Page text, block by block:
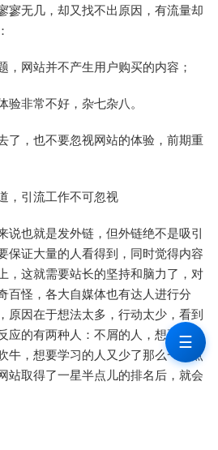
寥无几，却又找不出原因，有流量却
网站并不产生用户购买的内容；
非常不好，杂七杂八。
，也不要忽视网站的体验，前期重
引流工作不可忽视
也就是发外链，但外链绝不是吸引
保证大量的人看得到，同时觉得内容
，这就需要站长的坚持和脑力了，对
百怪，各大自媒体也有达人进行分
原因在于想法太多，行动太少，看到
应的有两种人：不屑的人，想要学习
牛，想要学习的人又少了那么一丁点
站取得了一星半点儿的排名后，就会
☰